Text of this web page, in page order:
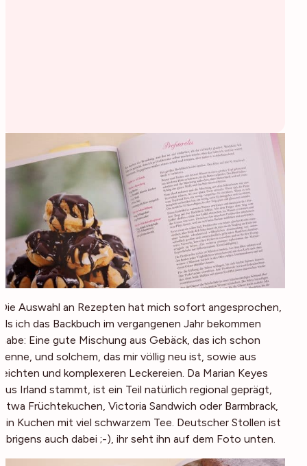
Die Auswahl an Rezepten hat mich sofort angesprochen,
als ich das Backbuch im vergangenen Jahr bekommen
habe: Eine gute Mischung aus Gebäck, das ich schon
kenne, und solchem, das mir völlig neu ist, sowie aus
leichten und komplexeren Leckereien. Da Marian Keyes
aus Irland stammt, ist ein Teil natürlich regional geprägt,
etwa Früchtekuchen, Victoria Sandwich oder Barmbrack,
ein Kuchen mit viel schwarzem Tee. Deutscher Stollen ist
übrigens auch dabei ;-), ihr seht ihn auf dem Foto unten.